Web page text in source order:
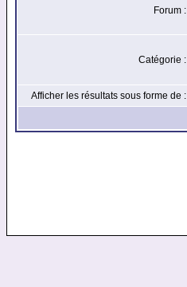
Forum :
Catégorie :
Afficher les résultats sous forme de :